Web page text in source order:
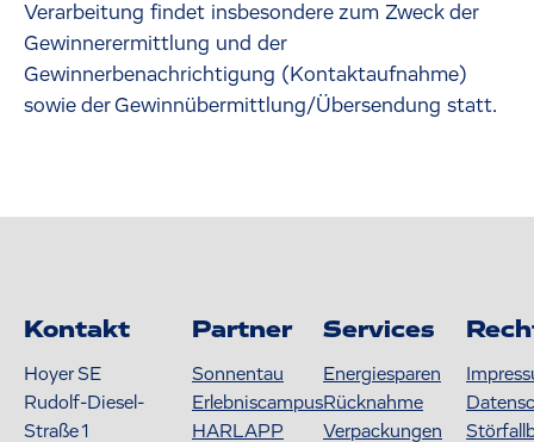
Verarbeitung findet insbesondere zum Zweck der
Gewinnerermittlung und der
Gewinnerbenachrichtigung (Kontaktaufnahme)
sowie der Gewinnübermittlung/Übersendung statt.
Kontakt
Hoyer SE
Rudolf-Diesel-
Straße 1
Partner
Sonnentau
Erlebniscampus
HARLAPP
Services
Energiesparen
Rücknahme
Verpackungen